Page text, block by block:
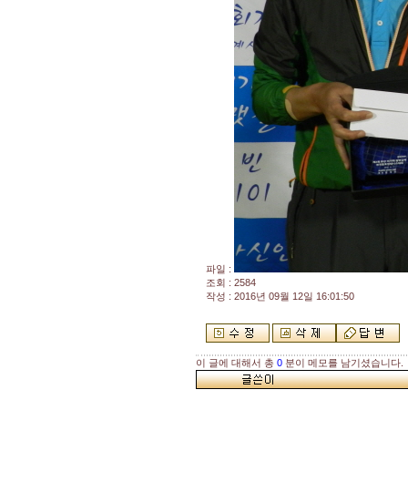
파일 :
조회 : 2584
작성 : 2016년 09월 12일 16:01:50
이 글에 대해서 총 0 분이 메모를 남기셨습니다.